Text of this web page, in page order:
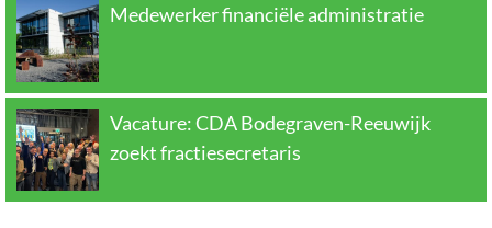
Medewerker financiële administratie
Vacature: CDA Bodegraven-Reeuwijk
zoekt fractiesecretaris